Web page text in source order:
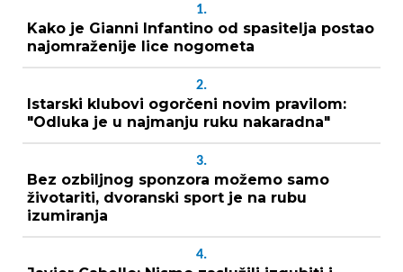
1.
Kako je Gianni Infantino od spasitelja postao
najomraženije lice nogometa
2.
Istarski klubovi ogorčeni novim pravilom:
"Odluka je u najmanju ruku nakaradna"
3.
Bez ozbiljnog sponzora možemo samo
životariti, dvoranski sport je na rubu
izumiranja
4.